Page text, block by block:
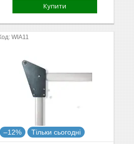
Купити
WIA11
–12% Тільки сьогодні